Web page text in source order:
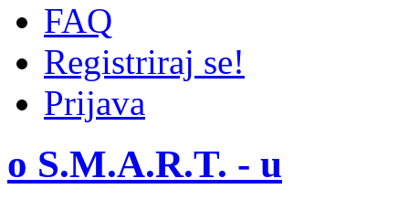
FAQ
Registriraj se!
Prijava
o S.M.A.R.T. - u